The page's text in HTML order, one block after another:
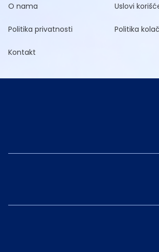
O nama Uslovi
Politika privatnosti Politika
Kontakt